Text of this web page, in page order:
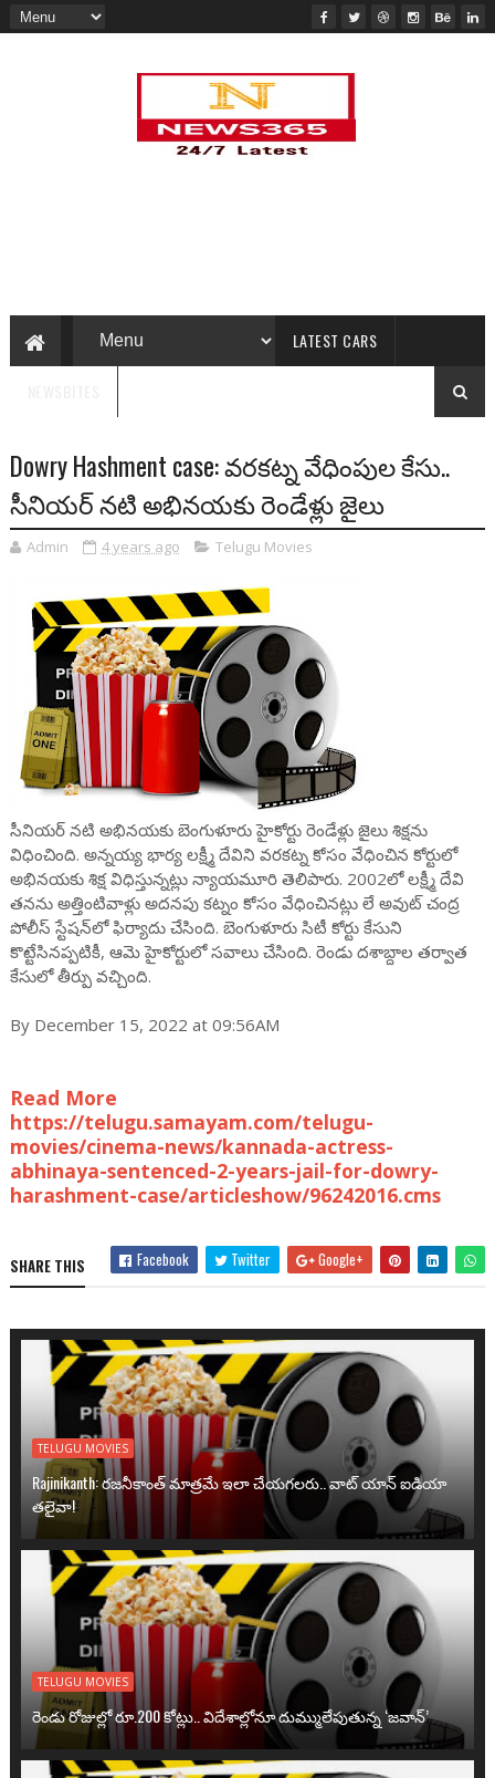
LATEST CARS
Dowry Hashment case: వ‌ర‌క‌ట్న వేధింపుల కేసు..
సీనియ‌ర్ న‌టి అభిన‌య‌కు రెండేళ్లు జైలు
Admin 4 years ago Telugu Movies
సీనియర్ నటి అభినయకు బెంగుళూరు హైకోర్టు రెండేళ్లు జైలు శిక్షను
విధించింది. అన్నయ్య భార్య లక్ష్మీ దేవిని వరకట్న కోసం వేధించిన కోర్టులో
అభినయకు శిక్ష విధిస్తున్నట్లు న్యాయమూరి తెలిపారు. 2002లో లక్ష్మీ దేవి
తనను అత్తింటివాళ్లు అదనపు కట్నం కోసం వేధించినట్లు లే అవుట్ చంద్ర
పోలీస్ స్టేషన్‌లో ఫిర్యాదు చేసింది. బెంగుళూరు సిటీ కోర్టు కేసుని
కొట్టేసినప్పటికీ, ఆమె హైకోర్టులో సవాలు చేసింది. రెండు దశాబ్దాల తర్వాత
కేసులో తీర్పు వచ్చింది.
By December 15, 2022 at 09:56AM
Read More
https://telugu.samayam.com/telugu-
movies/cinema-news/kannada-actress-
abhinaya-sentenced-2-years-jail-for-dowry-
harashment-case/articleshow/96242016.cms
SHARE THIS Facebook Twitter Google+
TELUGU MOVIES
Rajinikanth: రజనీకాంత్ మాత్రమే ఇలా చేయగలరు.. వాట్ యాన్ ఐడియా
తలైవా!
TELUGU MOVIES
రెండు రోజుల్లో రూ.200 కోట్లు.. విదేశాల్లోనూ దుమ్ములేపుతున్న ‘జవాన్’